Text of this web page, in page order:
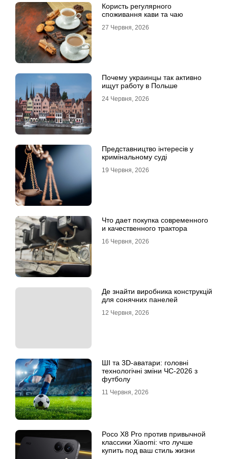
Користь регулярного
споживання кави та чаю
27 Червня, 2026
Почему украинцы так активно
ищут работу в Польше
24 Червня, 2026
Представництво інтересів у
кримінальному суді
19 Червня, 2026
Что дает покупка современного
и качественного трактора
16 Червня, 2026
Де знайти виробника конструкцій
для сонячних панелей
12 Червня, 2026
ШІ та 3D-аватари: головні
технологічні зміни ЧС-2026 з
футболу
11 Червня, 2026
Poco X8 Pro против привычной
классики Xiaomi: что лучше
купить под ваш стиль жизни